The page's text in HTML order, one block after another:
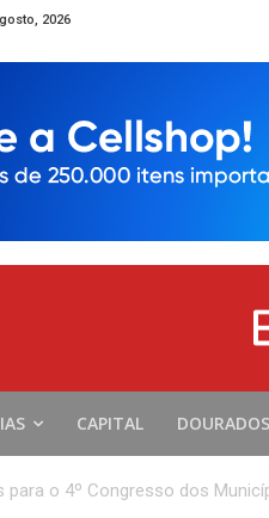
2026
CAPITAL DOURADOS
para o 4º Congresso dos